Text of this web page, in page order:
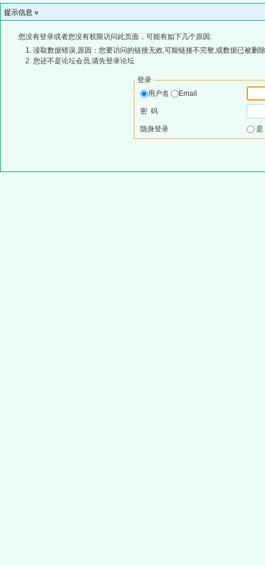
提示信息 »
您没有登录或者您没有权限访问此页面，可能有如下几个原因:
读取数据错误,原因：您要访问的链接无效,可能链接不完整,或数据已被删
您还不是论坛会员,请先登录论坛
登录
用户名
Email
密 码
隐身登录